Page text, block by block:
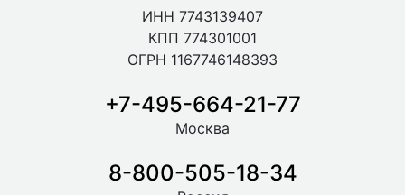
ИНН 7743139407
КПП 774301001
ОГРН 1167746148393
+7-495-664-21-77
Москва
8-800-505-18-34